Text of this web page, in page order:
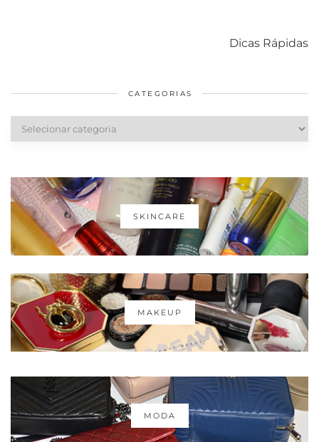
Dicas Rápidas
diários
cabelos
CATEGORIAS
SKINCARE
MAKEUP
MODA